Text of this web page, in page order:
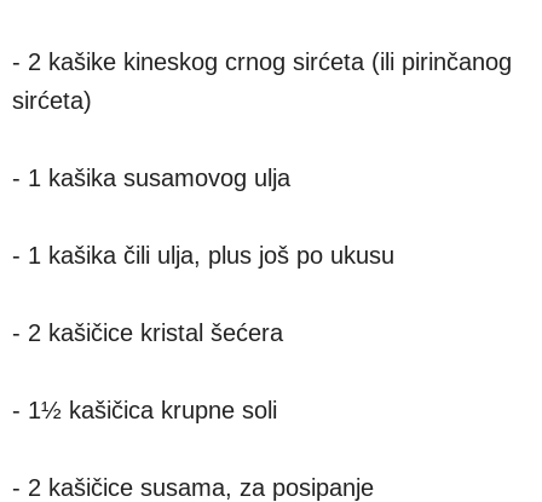
- 2 kašike kineskog crnog sirćeta (ili pirinčanog
sirćeta)
- 1 kašika susamovog ulja
- 1 kašika čili ulja, plus još po ukusu
- 2 kašičice kristal šećera
- 1½ kašičica krupne soli
- 2 kašičice susama, za posipanje